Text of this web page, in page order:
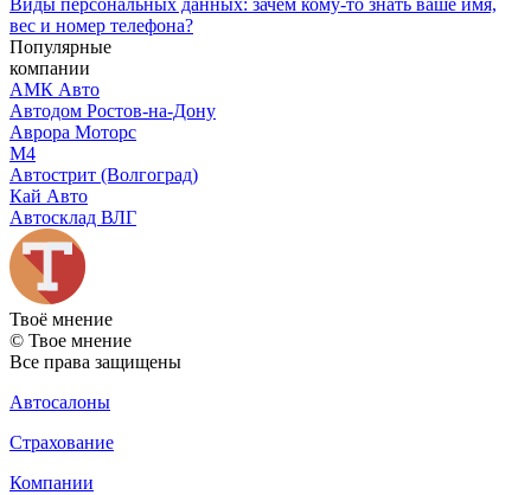
вес и номер телефона?
Популярные
компании
АМК Авто
Автодом Ростов-на-Дону
Аврора Моторс
М4
Автострит (Волгоград)
Кай Авто
Автосклад ВЛГ
Твоё мнение
© Твое мнение
Все права защищены
Автосалоны
Страхование
Компании